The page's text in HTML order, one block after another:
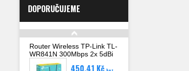
DOPORUČUJEME
Router Wireless TP-Link TL-
WR841N 300Mbps 2x 5dBi
anténa, 4x LAN, WAN, WPS
450,41 Kč